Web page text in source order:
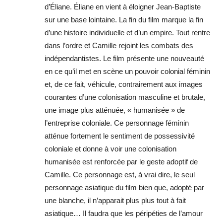
d’Éliane. Éliane en vient à éloigner Jean-Baptiste
sur une base lointaine. La fin du film marque la fin
d’une histoire individuelle et d’un empire. Tout rentre
dans l’ordre et Camille rejoint les combats des
indépendantistes. Le film présente une nouveauté
en ce qu’il met en scène un pouvoir colonial féminin
et, de ce fait, véhicule, contrairement aux images
courantes d’une colonisation masculine et brutale,
une image plus atténuée, « humanisée » de
l’entreprise coloniale. Ce personnage féminin
atténue fortement le sentiment de possessivité
coloniale et donne à voir une colonisation
humanisée est renforcée par le geste adoptif de
Camille. Ce personnage est, à vrai dire, le seul
personnage asiatique du film bien que, adopté par
une blanche, il n’apparait plus plus tout à fait
asiatique… Il faudra que les péripéties de l’amour